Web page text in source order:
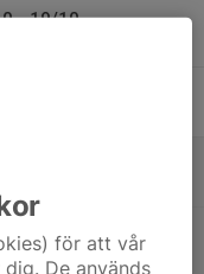
- 19/10
för att vår
De används